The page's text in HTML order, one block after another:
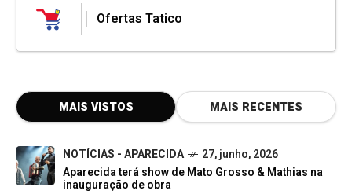
Ofertas Tatico
MAIS VISTOS MAIS RECENTES
NOTÍCIAS - APARECIDA
27, junho, 2026
Aparecida terá show de Mato Grosso & Mathias na
inauguração de obra